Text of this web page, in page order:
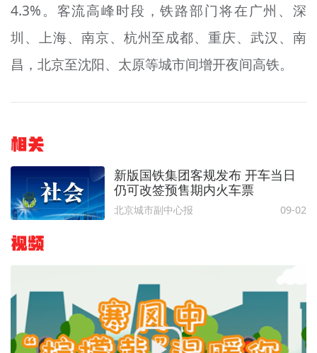
4.3%。客流高峰时段，铁路部门将在广州、深
圳、上海、南京、杭州至成都、重庆、武汉、南
昌，北京至沈阳、太原等城市间增开夜间高铁。
相关
新版国铁集团客规发布 开车当日
仍可改签预售期内火车票
北京城市副中心报 09-02
视频